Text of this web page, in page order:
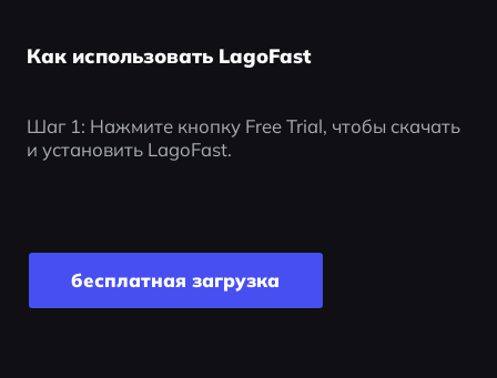
Как использовать LagoFast
Шаг 1: Нажмите кнопку Free Trial, чтобы скачать
и установить LagoFast.
бесплатная загрузка